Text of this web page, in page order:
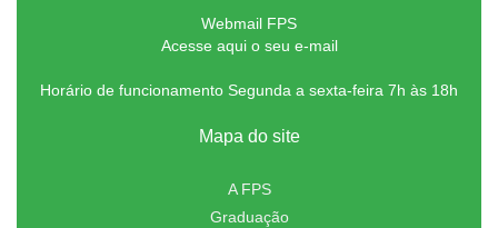
Webmail FPS
Acesse aqui o seu e-mail
Horário de funcionamento Segunda a sexta-feira 7h às 18h
Mapa do site
A FPS
Graduação